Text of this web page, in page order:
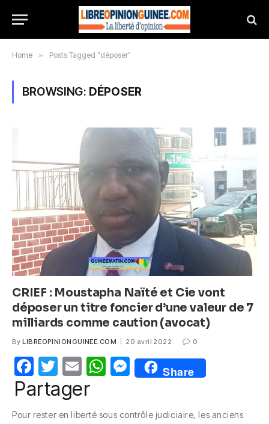
Home » Posts Tagged "déposer"
BROWSING: DÉPOSER
CRIEF : Moustapha Naïté et Cie vont
déposer un titre foncier d’une valeur de 7
milliards comme caution (avocat)
By LIBREOPINIONGUINEE.COM 20 avril 2022 0
F
a
T
w
itt
E
m
W M
e
ss
Share
Partager
Pour rester en liberté sous contrôle judiciaire, les anciens